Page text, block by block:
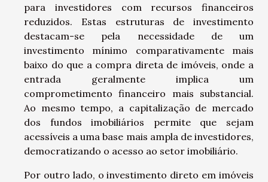
para investidores com recursos financeiros
reduzidos. Estas estruturas de investimento
destacam-se pela necessidade de um
investimento mínimo comparativamente mais
baixo do que a compra direta de imóveis, onde a
entrada geralmente implica um
comprometimento financeiro mais substancial.
Ao mesmo tempo, a capitalização de mercado
dos fundos imobiliários permite que sejam
acessíveis a uma base mais ampla de investidores,
democratizando o acesso ao setor imobiliário.
Por outro lado, o investimento direto em imóveis